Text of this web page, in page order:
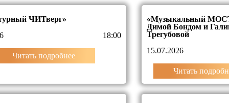
ЧИТверг»
18:00
Читать подробнее
«Музыкальный
Димой Бондом и
Трегубовой
15.07.2026
Читать